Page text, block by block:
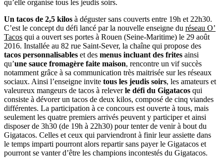
qu’elle organise tous les jeudis soirs.
Un tacos de 2,5 kilos à déguster sans couverts entre 19h et 22h30.
C’est le concept du défi lancé par la nouvelle enseigne du réseau O’
Tacos qui a ouvert ses portes à Rouen (Seine-Maritime) le 29 août
2016. Installée au 82 rue Saint-Sever, la chaîne qui propose des
tacos personnalisables et des menus incluant des frites ainsi
qu’une sauce fromagère faite maison, rencontre un vif succès
notamment grâce à sa communication très maitrisée sur les réseaux
sociaux. Ainsi l’enseigne invite tous les jeudis soirs, les amateurs et
valeureux mangeurs de tacos à releverle défi du Gigatacos qui
consiste à dévorer un tacos de deux kilos, composé de cinq viandes
différentes. La participation à ce concours est ouverte à tous, mais
seulement les quatre premiers arrivés peuvent y participer et ainsi
disposer de 3h30 (de 19h à 22h30) pour tenter de venir à bout du
Gigatacos. Celles et ceux qui parviendront à finir leur assiette dans
le temps imparti pourront alors repartir sans payer le Gigatacos et
pourront se vanter d’être les champions incontestés du Gigatacos.